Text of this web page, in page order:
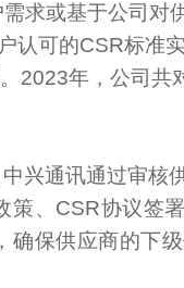
求或基于公司对
认可的CSR标准
2023年，公司共
兴通讯通过审核
策、CSR协议签
确保供应商的下